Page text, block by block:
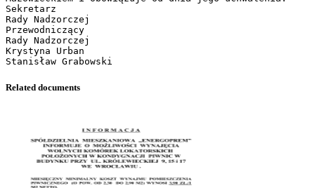
Sekretarz
Rady Nadzorczej
Przewodniczący
Rady Nadzorczej
Krystyna Urban
Related documents